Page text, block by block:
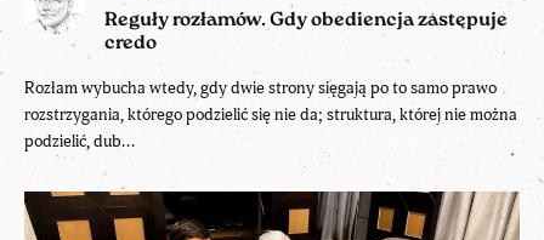
Reguły rozłamów. Gdy obediencja zastępuje
credo
Rozłam wybucha wtedy, gdy dwie strony sięgają po to samo prawo
rozstrzygania, którego podzielić się nie da; struktura, której nie można
podzielić, dub...